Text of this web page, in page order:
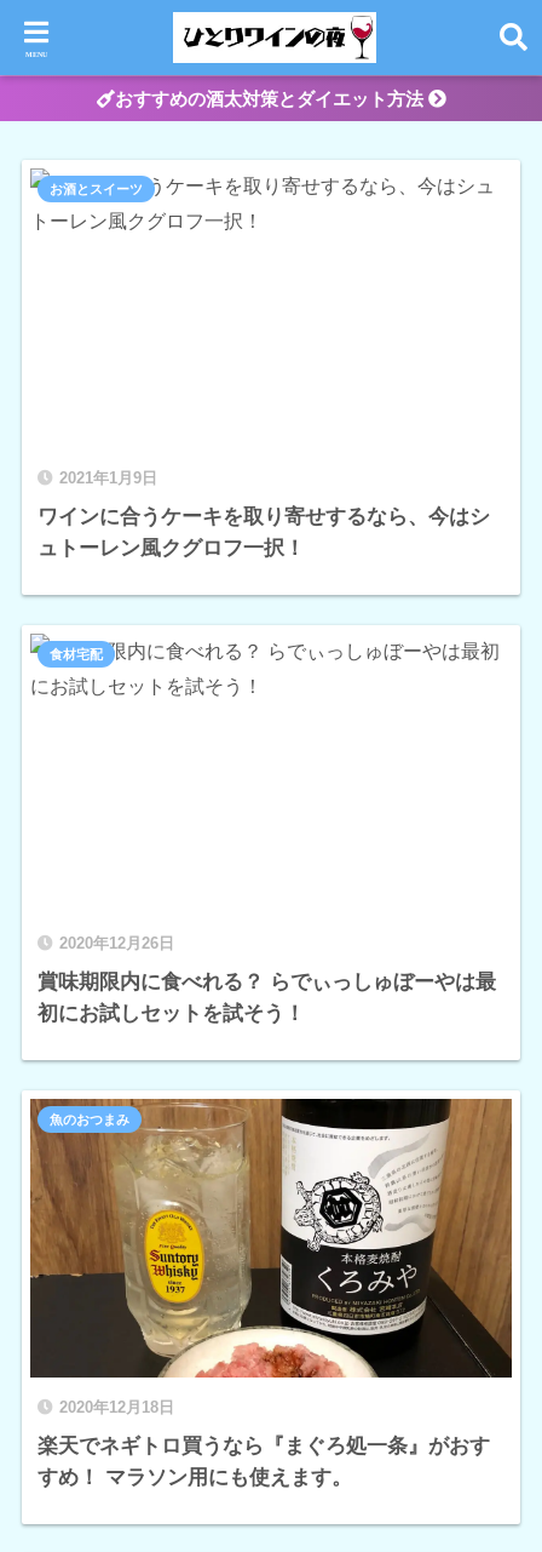
おすすめの酒太対策とダイエット方法
2021年1月9日
ワインに合うケーキを取り寄せするなら、今はシ
ュトーレン風クグロフ一択！
お酒とスイーツ
2020年12月26日
賞味期限内に食べれる？ らでぃっしゅぼーやは最
初にお試しセットを試そう！
食材宅配
2020年12月18日
楽天でネギトロ買うなら『まぐろ処一条』がおす
すめ！ マラソン用にも使えます。
魚のおつまみ